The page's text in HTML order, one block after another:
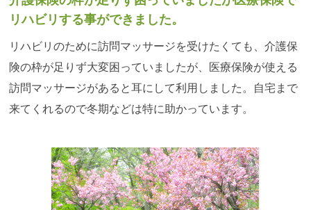
リハビリする事ができました。
リハビリのために訪問マッサージを受けたくても、介護保
険の枠が足りず大変困っていましたが、医療保険が使える
訪問マッサージがあると耳にして利用しました。自宅まで
来てくれるので冬期などは特に助かっています。